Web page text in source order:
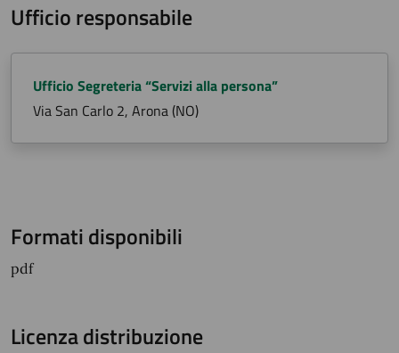
Ufficio responsabile
Ufficio Segreteria “Servizi alla persona”
Via San Carlo 2, Arona (NO)
Formati disponibili
pdf
Licenza distribuzione